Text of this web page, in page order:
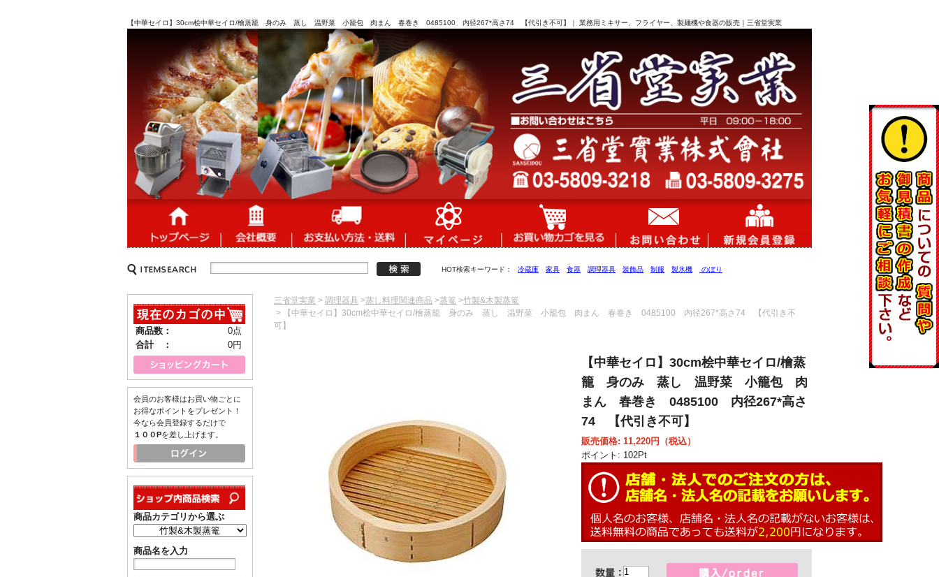
【中華セイロ】30cm桧中華セイロ/檜蒸籠 身のみ 蒸し 温野菜 小籠包 肉まん 春巻き 0485100 内径267*高さ74 【代引き不可】｜ 業務用ミキサー、フライヤー、製麺機や食器の販売｜三省堂実業
HOT検索キーワード： 冷蔵庫 家具 食器 調理器具 装飾品 制服 製氷機 のぼり
三省堂実業 > 調理器具 >蒸し料理関連商品 >蒸篭 >竹製&木製蒸篭
> 【中華セイロ】30cm桧中華セイロ/檜蒸籠 身のみ 蒸し 温野菜 小籠包 肉まん 春巻き 0485100 内径267*高さ74 【代引き不
可】
【中華セイロ】30cm桧中華セイロ/檜蒸
籠 身のみ 蒸し 温野菜 小籠包 肉
まん 春巻き 0485100 内径267*高さ
74 【代引き不可】
販売価格: 11,220円（税込）
ポイント: 102Pt
商品数：
0点
合計 ：
0円
会員のお客様はお買い物ごとに
お得なポイントをプレゼント！
今なら会員登録するだけで
１００Pを差し上げます。
商品カテゴリから選ぶ
商品名を入力